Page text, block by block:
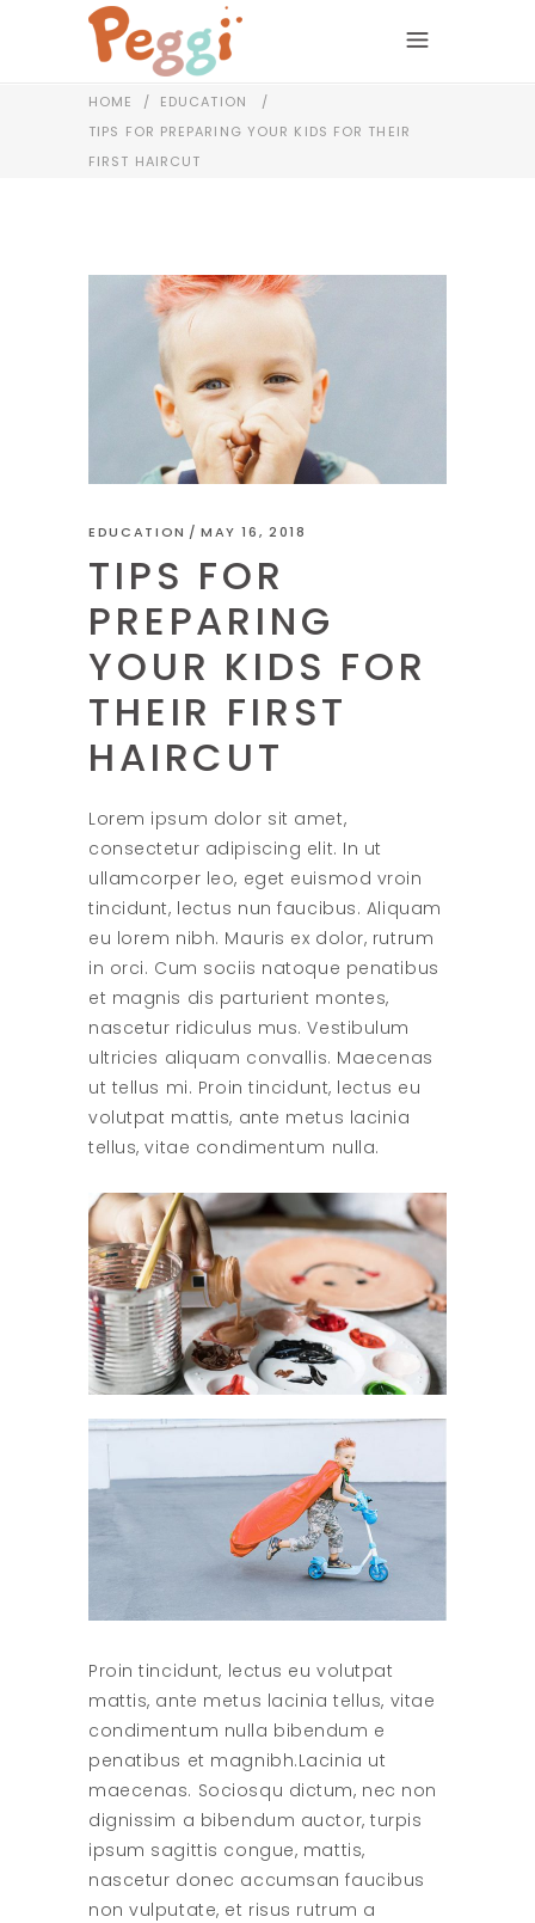
HOME / EDUCATION
/
TIPS FOR PREPARING YOUR KIDS FOR THEIR
FIRST HAIRCUT
EDUCATION MAY 16, 2018
TIPS FOR
PREPARING
YOUR KIDS FOR
THEIR FIRST
HAIRCUT
Lorem ipsum dolor sit amet,
consectetur adipiscing elit. In ut
ullamcorper leo, eget euismod vroin
tincidunt, lectus nun faucibus. Aliquam
eu lorem nibh. Mauris ex dolor, rutrum
in orci. Cum sociis natoque penatibus
et magnis dis parturient montes,
nascetur ridiculus mus. Vestibulum
ultricies aliquam convallis. Maecenas
ut tellus mi. Proin tincidunt, lectus eu
volutpat mattis, ante metus lacinia
tellus, vitae condimentum nulla.
Proin tincidunt, lectus eu volutpat
mattis, ante metus lacinia tellus, vitae
condimentum nulla bibendum e
penatibus et magnibh.Lacinia ut
maecenas. Sociosqu dictum, nec non
dignissim a bibendum auctor, turpis
ipsum sagittis congue, mattis,
nascetur donec accumsan faucibus
non vulputate, et risus rutrum a